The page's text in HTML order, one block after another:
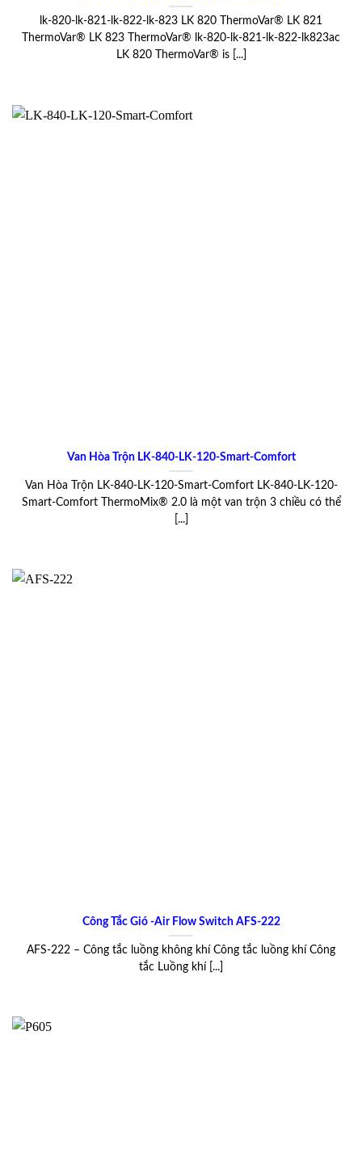
lk-820-lk-821-lk-822-lk-823 LK 820 ThermoVar® LK 821
ThermoVar® LK 823 ThermoVar® lk-820-lk-821-lk-822-lk823ac
LK 820 ThermoVar® is [...]
Van Hòa Trộn LK-840-LK-120-Smart-Comfort
Van Hòa Trộn LK-840-LK-120-Smart-Comfort LK-840-LK-120-
Smart-Comfort ThermoMix® 2.0 là một van trộn 3 chiều có thể
[...]
Công Tắc Gió -Air Flow Switch AFS-222
AFS-222 – Công tắc luồng không khí Công tắc luồng khí Công
tắc Luồng khí [...]